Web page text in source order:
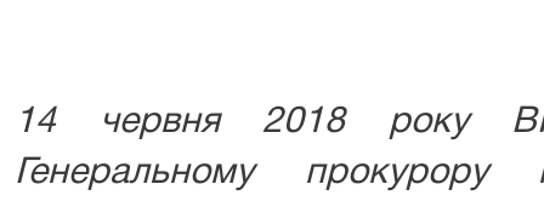
14 червня 2018 року
Генеральному